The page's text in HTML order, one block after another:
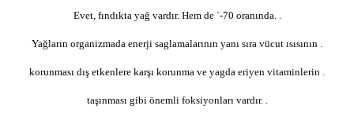
Evet, fındıkta yağ vardır. Hem de `-70 oranında. .
Yağların organizmada enerji saglamalarının yanı sıra vücut ısısının .
korunması dış etkenlere karşı korunma ve yagda eriyen vitaminlerin .
taşınması gibi önemli foksiyonları vardır. .